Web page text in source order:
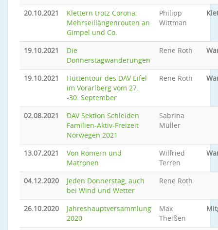
20.10.2021
Klettern trotz Corona:
Mehrseillängenrouten an
Gimpel und Co.
Philipp
Wittman
19.10.2021
Die
Donnerstagwanderungen
Rene Roth
19.10.2021
Hüttentour des DAV Eifel
im Vorarlberg vom 27.
-30. September
Rene Roth
02.08.2021
DAV Sektion Schleiden
Familien-Aktiv-Freizeit
Norwegen 2021
Sabrina
Müller
13.07.2021
Von Römern und
Matronen
Wilfried
Terren
04.12.2020
Jeden Donnerstag, auch
bei Wind und Wetter
Rene Roth
26.10.2020
Jahreshauptversammlung
2020
Max
Theißen